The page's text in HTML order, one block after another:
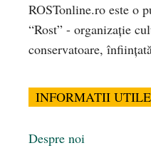
ROSTonline.ro este o
“Rost” - organizaţie
conservatoare,
INFORMATII UTILE
Despre noi